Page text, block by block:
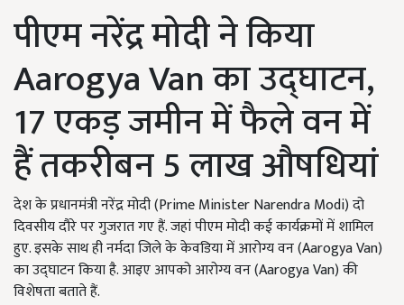
पीएम नरेंद्र मोदी ने किया
Aarogya Van का उद्घाटन,
17 एकड़ जमीन में फैले वन में
हैं तकरीबन 5 लाख औषधियां
देश के प्रधानमंत्री नरेंद्र मोदी (Prime Minister Narendra Modi) दो
दिवसीय दौरे पर गुजरात गए हैं. जहां पीएम मोदी कई कार्यक्रमों में शामिल
हुए. इसके साथ ही नर्मदा जिले के केवडिया में आरोग्य वन (Aarogya Van)
का उद्घाटन किया है. आइए आपको आरोग्य वन (Aarogya Van) की
विशेषता बताते हैं.